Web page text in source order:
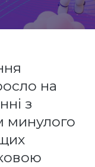
на
з
минулого